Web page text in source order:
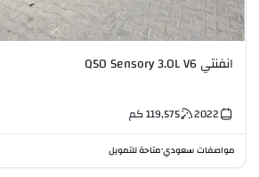
انفنتي Q50 Sensory 3.0L V6
2022
119,575كم
مواصفات سعودي•متاحة للتمويل